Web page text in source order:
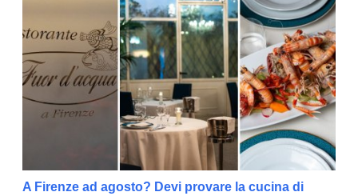
A Firenze ad agosto? Devi provare la cucina di